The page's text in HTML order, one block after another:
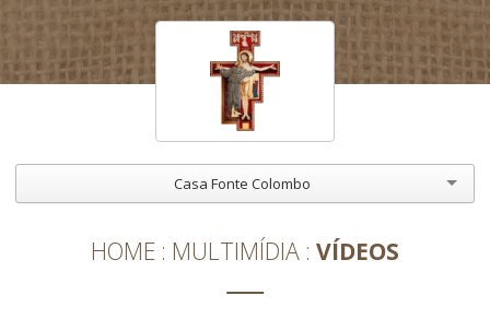
Casa Fonte Colombo
HOME MULTIMÍDIA VÍDEOS